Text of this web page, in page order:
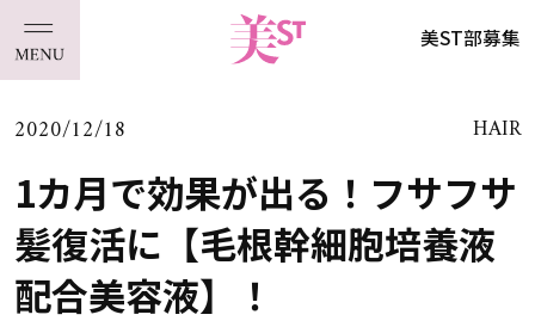
美ST部募集
2020/12/18 HAIR
1カ月で効果が出る！フサフサ
髪復活に【毛根幹細胞培養液
配合美容液】！